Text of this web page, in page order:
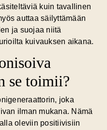
kuin tavallinen
auttaa säilyttämään
ja suojaa niitä
kuivauksen aikana.
se toimii?
joka
ilman mukana. Nämä
oleviin positiivisiin